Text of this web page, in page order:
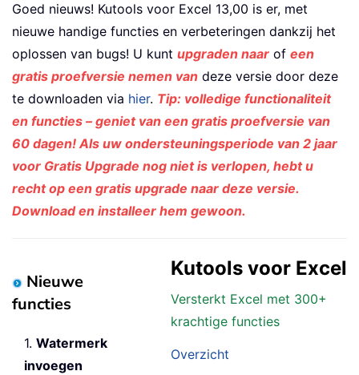
Goed nieuws! Kutools voor Excel 13,00 is er, met
nieuwe handige functies en verbeteringen dankzij het
oplossen van bugs! U kunt upgraden naar of een
gratis proefversie nemen van deze versie door deze
te downloaden via hier. Tip: volledige functionaliteit
en functies – geniet van een gratis proefversie van
60 dagen! Als uw ondersteuningsperiode van 2 jaar
voor Gratis Upgrade nog niet is verlopen, hebt u
recht op een gratis upgrade naar deze versie.
Download en installeer hem gewoon.
Kutools voor Excel
Versterkt Excel met 300+
krachtige functies
Overzicht
Nieuwe
functies
1. Watermerk
invoegen